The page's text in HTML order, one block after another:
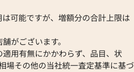
可能ですが、増額分の合計上限は
がございます。
用有無にかかわらず、品目、状
場その他の当社統一査定基準に基づ